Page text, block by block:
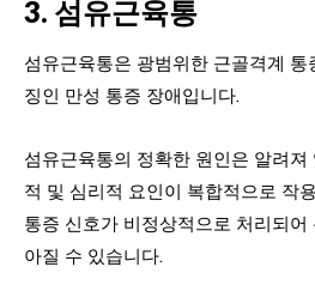
3. 섬유근육통
섬유근육통은 광범위한 근골격계 통
징인 만성 통증 장애입니다.
섬유근육통의 정확한 원인은 알려져
적 및 심리적 요인이 복합적으로 작
통증 신호가 비정상적으로 처리되
아질 수 있습니다.